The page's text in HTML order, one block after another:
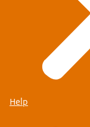
Help